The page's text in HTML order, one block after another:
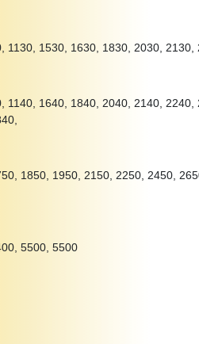
1130, 1530, 1630, 1830, 2030,
1140, 1640, 1840, 2040, 2140,
1850, 1950, 2150, 2250, 2450,
5500, 5500